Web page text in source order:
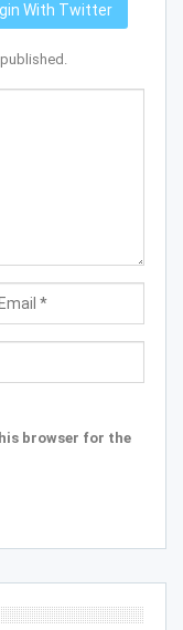
With Twitter
browser for the